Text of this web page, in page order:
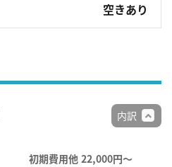
空きあり
初期費用他 22,000円〜
内訳